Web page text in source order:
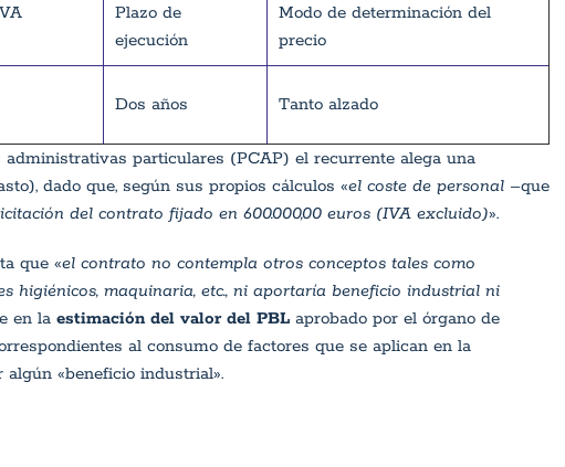
Plazo de
ejecución
Modo de determinación del
precio
Dos años Tanto alzado
particulares (PCAP) el recurrente alega una
dado que, según sus propios cálculos «el coste de personal –que
del contrato fijado en 600.000,00 euros (IVA excluido)».
que «el contrato no contempla otros conceptos tales como
higiénicos, maquinaria, etc., ni aportaría beneficio industrial ni
en la estimación del valor del PBL aprobado por el órgano de
al consumo de factores que se aplican en la
«beneficio industrial».